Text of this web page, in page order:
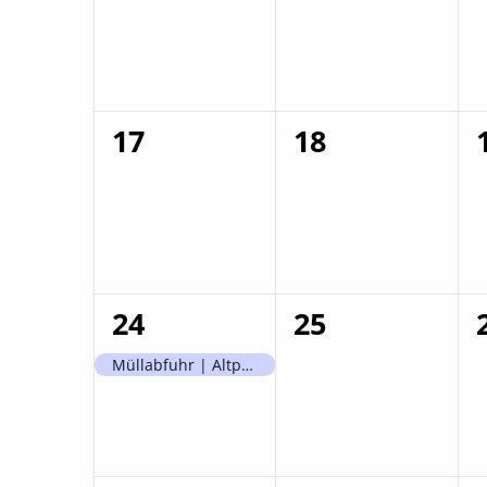
0
17
0
18
1
Veranstaltung,
24
Müllabfuhr | Altpapierbehälter
0
25